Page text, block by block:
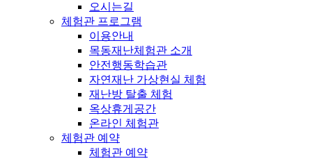
오시는길
체험관 프로그램
이용안내
목동재난체험관 소개
안전행동학습관
자연재난 가상현실 체험
재난방 탈출 체험
옥상휴게공간
온라인 체험관
체험관 예약
체험관 예약